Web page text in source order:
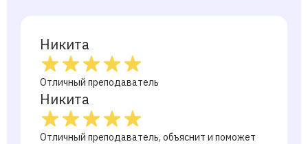
Никита
Отличный преподаватель
Никита
Отличный преподаватель, объяснит и поможет